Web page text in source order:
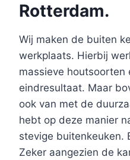
Rotterdam.
Wij maken de buiten
werkplaats. Hierbij
massieve houtsoorten
eindresultaat. Maar
ook van met de
hebt op deze manier
stevige buitenkeuken.
Zeker aangezien de